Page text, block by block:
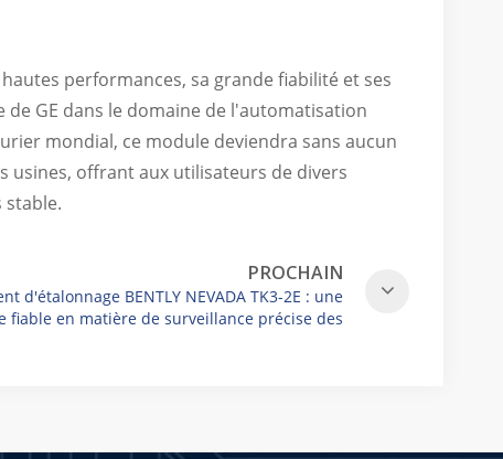
performances, sa grande fiabilité et ses
GE dans le domaine de l'automatisation
mondial, ce module deviendra sans aucun
usines, offrant aux utilisateurs de divers
stable.
PROCHAIN
d'étalonnage BENTLY NEVADA TK3-2E : une
fiable en matière de surveillance précise des